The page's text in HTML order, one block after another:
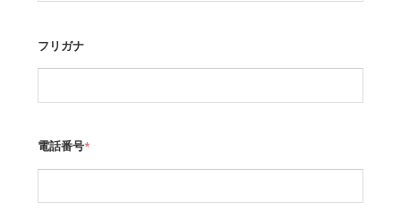
フリガナ
電話番号*